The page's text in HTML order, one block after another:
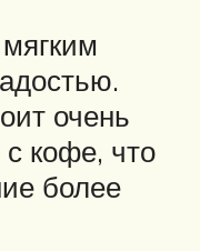
очень
с кофе, что
более